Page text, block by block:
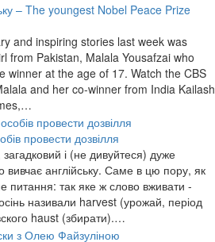
– The youngest Nobel Peace Prize
and inspiring stories last week was
from Pakistan, Malala Yousafzai who
winner at the age of 17. Watch the CBS
and her co-winner from India Kailash
провести дозвілля
і (не дивуйтеся) дуже
вивчає англійську. Саме в цю пору, як
питання: так яке ж слово вживати -
називали harvest (урожай, період
haust (збирати).…